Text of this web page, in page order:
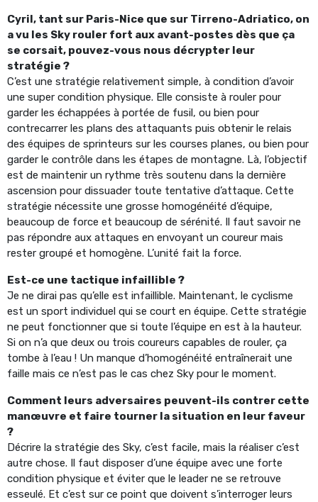
Cyril, tant sur Paris-Nice que sur Tirreno-Adriatico, on
a vu les Sky rouler fort aux avant-postes dès que ça
se corsait, pouvez-vous nous décrypter leur
stratégie ?
C’est une stratégie relativement simple, à condition d’avoir
une super condition physique. Elle consiste à rouler pour
garder les échappées à portée de fusil, ou bien pour
contrecarrer les plans des attaquants puis obtenir le relais
des équipes de sprinteurs sur les courses planes, ou bien pour
garder le contrôle dans les étapes de montagne. Là, l’objectif
est de maintenir un rythme très soutenu dans la dernière
ascension pour dissuader toute tentative d’attaque. Cette
stratégie nécessite une grosse homogénéité d’équipe,
beaucoup de force et beaucoup de sérénité. Il faut savoir ne
pas répondre aux attaques en envoyant un coureur mais
rester groupé et homogène. L’unité fait la force.
Est-ce une tactique infaillible ?
Je ne dirai pas qu’elle est infaillible. Maintenant, le cyclisme
est un sport individuel qui se court en équipe. Cette stratégie
ne peut fonctionner que si toute l’équipe en est à la hauteur.
Si on n’a que deux ou trois coureurs capables de rouler, ça
tombe à l’eau ! Un manque d’homogénéité entraînerait une
faille mais ce n’est pas le cas chez Sky pour le moment.
Comment leurs adversaires peuvent-ils contrer cette
manœuvre et faire tourner la situation en leur faveur
?
Décrire la stratégie des Sky, c’est facile, mais la réaliser c’est
autre chose. Il faut disposer d’une équipe avec une forte
condition physique et éviter que le leader ne se retrouve
esseulé. Et c’est sur ce point que doivent s’interroger leurs